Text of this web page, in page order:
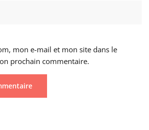
mon e-mail et mon site dans le
prochain commentaire.